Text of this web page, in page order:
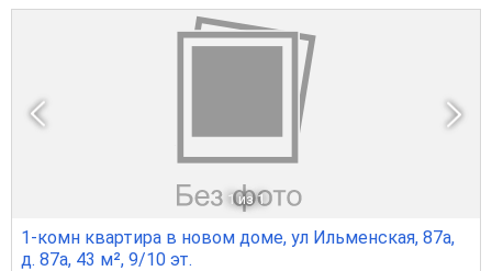
1 из 1
1-комн квартира в новом доме, ул Ильменская, 87а,
д. 87а, 43 м², 9/10 эт.